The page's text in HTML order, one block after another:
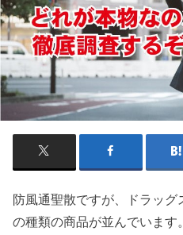
防風通聖散ですが、ドラッ
の種類の商品が並んでいま